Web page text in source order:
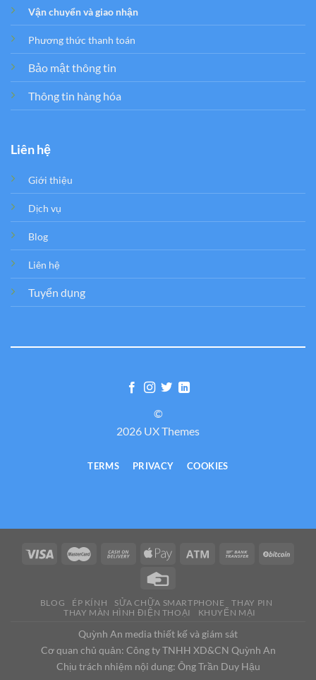
Vận chuyển và giao nhận
Phương thức thanh toán
Bảo mật thông tin
Thông tin hàng hóa
Liên hệ
Giới thiệu
Dịch vụ
Blog
Liên hệ
Tuyển dụng
©
2026 UX Themes
TERMS PRIVACY COOKIES
BLOG ÉP KÍNH SỬA CHỮA SMARTPHONE
THAY PIN
THAY MÀN HÌNH ĐIỆN THOẠI
KHUYẾN MẠI
Quỳnh An media thiết kế và giám sát
Cơ quan chủ quản: Công ty TNHH XD&CN Quỳnh An
Chịu trách nhiệm nội dung: Ông Trần Duy Hậu